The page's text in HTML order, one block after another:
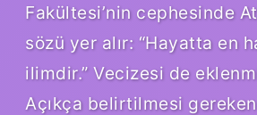
Fakültesi’nin cephesinde
sözü yer alır: “Hayatta en
ilimdir.” Vecizesi de
Açıkça belirtilmesi